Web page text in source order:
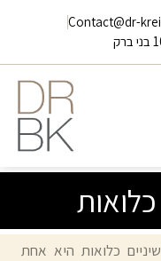
Contact@dr-
כלואות היא אחת